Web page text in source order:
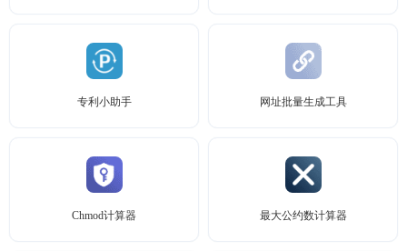
专利小助手 网址批量生成工具
Chmod计算器 最大公约数计算器